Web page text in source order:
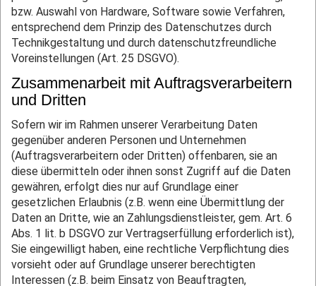
bzw. Auswahl von Hardware, Software sowie Verfahren,
entsprechend dem Prinzip des Datenschutzes durch
Technikgestaltung und durch datenschutzfreundliche
Voreinstellungen (Art. 25 DSGVO).
Zusammenarbeit mit Auftragsverarbeitern
und Dritten
Sofern wir im Rahmen unserer Verarbeitung Daten
gegenüber anderen Personen und Unternehmen
(Auftragsverarbeitern oder Dritten) offenbaren, sie an
diese übermitteln oder ihnen sonst Zugriff auf die Daten
gewähren, erfolgt dies nur auf Grundlage einer
gesetzlichen Erlaubnis (z.B. wenn eine Übermittlung der
Daten an Dritte, wie an Zahlungsdienstleister, gem. Art. 6
Abs. 1 lit. b DSGVO zur Vertragserfüllung erforderlich ist),
Sie eingewilligt haben, eine rechtliche Verpflichtung dies
vorsieht oder auf Grundlage unserer berechtigten
Interessen (z.B. beim Einsatz von Beauftragten,